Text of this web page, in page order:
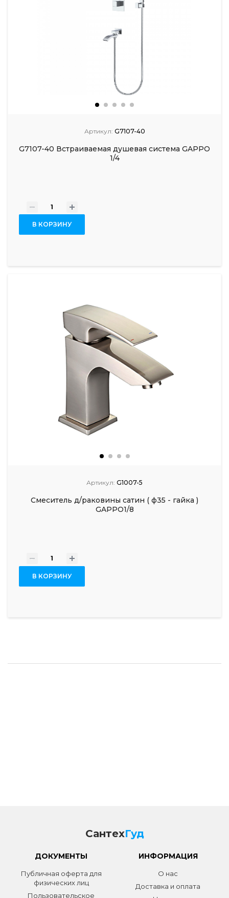
Артикул: G7107-40
G7107-40 Встраиваемая душевая система GAPPO
1/4
- +
В КОРЗИНУ
Артикул: G1007-5
Смеситель д/раковины сатин ( ф35 - гайка )
GAPPO1/8
- +
В КОРЗИНУ
СантехГуд
ДОКУМЕНТЫ
Публичная оферта для
физических лиц
Пользовательское
ИНФОРМАЦИЯ
О нас
Доставка и оплата